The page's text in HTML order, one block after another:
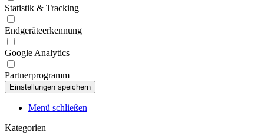
Statistik & Tracking
Endgeräteerkennung
Google Analytics
Partnerprogramm
Menü schließen
Kategorien